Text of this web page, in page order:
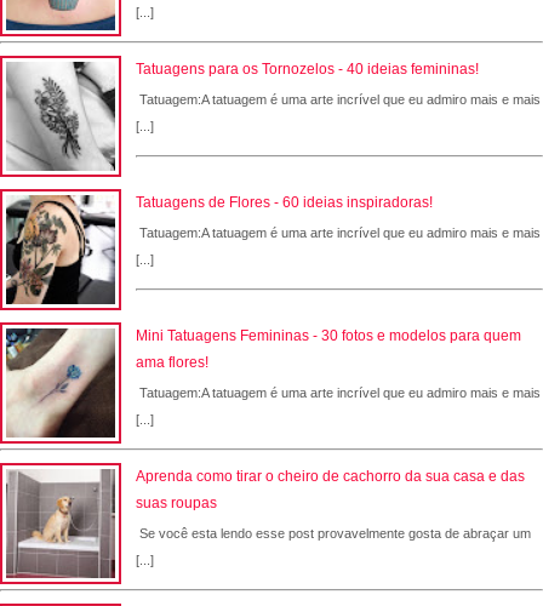
[...]
Tatuagens para os Tornozelos - 40 ideias femininas!
Tatuagem:A tatuagem é uma arte incrível que eu admiro mais e mais
[...]
Tatuagens de Flores - 60 ideias inspiradoras!
Tatuagem:A tatuagem é uma arte incrível que eu admiro mais e mais
[...]
Mini Tatuagens Femininas - 30 fotos e modelos para quem
ama flores!
Tatuagem:A tatuagem é uma arte incrível que eu admiro mais e mais
[...]
Aprenda como tirar o cheiro de cachorro da sua casa e das
suas roupas
Se você esta lendo esse post provavelmente gosta de abraçar um
[...]